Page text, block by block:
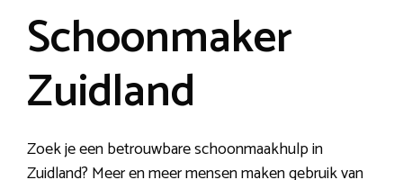
Schoonmaker
Zuidland
Zoek je een betrouwbare schoonmaakhulp in
Zuidland? Meer en meer mensen maken gebruik van